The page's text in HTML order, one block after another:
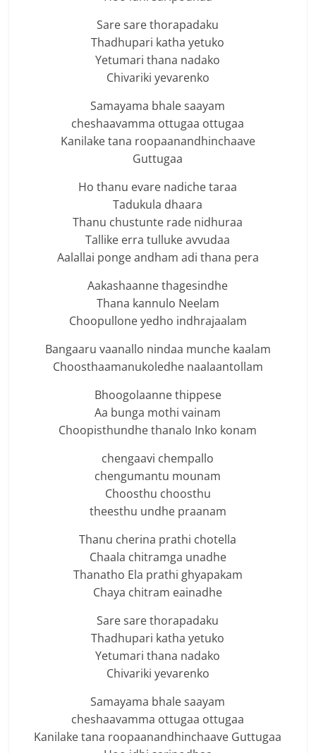
Sare sare thorapadaku
Thadhupari katha yetuko
Yetumari thana nadako
Chivariki yevarenko
Samayama bhale saayam
cheshaavamma ottugaa ottugaa
Kanilake tana roopaanandhinchaave
Guttugaa
Ho thanu evare nadiche taraa
Tadukula dhaara
Thanu chustunte rade nidhuraa
Tallike erra tulluke avvudaa
Aalallai ponge andham adi thana pera
Aakashaanne thagesindhe
Thana kannulo Neelam
Choopullone yedho indhrajaalam
Bangaaru vaanallo nindaa munche kaalam
Choosthaamanukoledhe naalaantollam
Bhoogolaanne thippese
Aa bunga mothi vainam
Choopisthundhe thanalo Inko konam
chengaavi chempallo
chengumantu mounam
Choosthu choosthu
theesthu undhe praanam
Thanu cherina prathi chotella
Chaala chitramga unadhe
Thanatho Ela prathi ghyapakam
Chaya chitram eainadhe
Sare sare thorapadaku
Thadhupari katha yetuko
Yetumari thana nadako
Chivariki yevarenko
Samayama bhale saayam
cheshaavamma ottugaa ottugaa
Kanilake tana roopaanandhinchaave Guttugaa